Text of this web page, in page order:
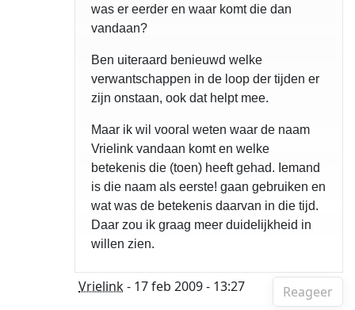
was er eerder en waar komt die dan
vandaan?
Ben uiteraard benieuwd welke
verwantschappen in de loop der tijden er
zijn onstaan, ook dat helpt mee.
Maar ik wil vooral weten waar de naam
Vrielink vandaan komt en welke
betekenis die (toen) heeft gehad. Iemand
is die naam als eerste! gaan gebruiken en
wat was de betekenis daarvan in die tijd.
Daar zou ik graag meer duidelijkheid in
willen zien.
Reageer
Vrielink- 17 feb 2009 - 13:27